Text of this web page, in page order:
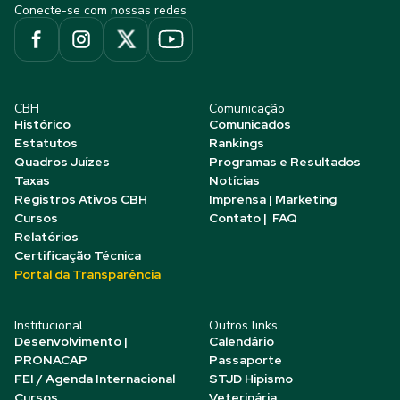
Conecte-se com nossas redes
CBH
Histórico
Estatutos
Quadros Juízes
Taxas
Registros Ativos CBH
Cursos
Relatórios
Certificação Técnica
Portal da Transparência
Comunicação
Comunicados
Rankings
Programas e Resultados
Notícias
Imprensa | Marketing
Contato | FAQ
Institucional
Desenvolvimento |
PRONACAP
FEI / Agenda Internacional
Outros links
Calendário
Passaporte
STJD Hipismo